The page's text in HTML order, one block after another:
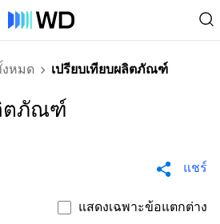
หมด เปรียบเทียบผลิตภัณฑ์
ตภัณฑ์
แชร์
แสดงเฉพาะข้อแตกต่าง